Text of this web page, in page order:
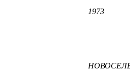
1973